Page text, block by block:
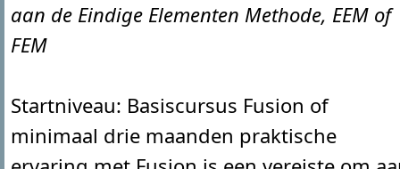
aan de Eindige Elementen Methode, EEM of
FEM
Startniveau: Basiscursus Fusion of
minimaal drie maanden praktische